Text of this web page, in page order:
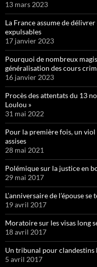
13 mars 2023
La France assume de
expulsables
17 janvier 2023
Pourquoi de nombreux
généralisation des cours
16 janvier 2023
Procès des attentats du 13
Loulou »
31 mai 2022
Pour la première fois, un
assises
28 mai 2021
Polémique sur la justice en
29 mai 2017
L’anniversaire de l’épouse
19 avril 2017
Moratoire sur les visas long
18 avril 2017
Un tribunal pour clandestins
5 avril 2017